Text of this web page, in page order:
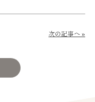
次の記事へ »